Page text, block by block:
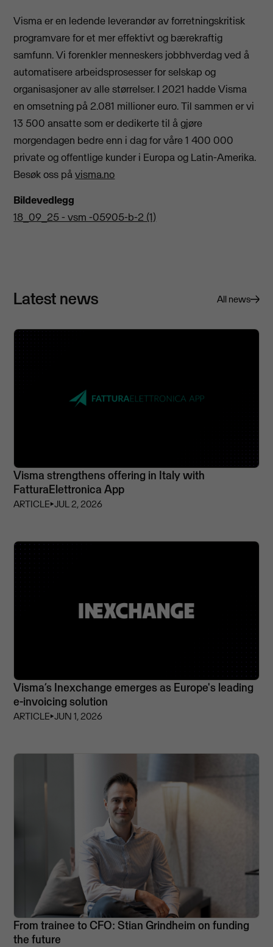
Visma er en ledende leverandør av forretningskritisk
programvare for et mer effektivt og bærekraftig
samfunn. Vi forenkler menneskers jobbhverdag ved å
automatisere arbeidsprosesser for selskap og
organisasjoner av alle størrelser. I 2021 hadde Visma
en omsetning på 2.081 millioner euro. Til sammen er vi
13 500 ansatte som er dedikerte til å gjøre
morgendagen bedre enn i dag for våre 1 400 000
private og offentlige kunder i Europa og Latin-Amerika.
Besøk oss påvisma.no
Bildevedlegg
18_09_25 - vsm -05905-b-2 (1)
Latest news All news
Visma strengthens offering in Italy with
FatturaElettronica App
ARTICLE⏵JUL 2, 2026
Visma’s Inexchange emerges as Europe's leading
e-invoicing solution
ARTICLE⏵JUN 1, 2026
From trainee to CFO: Stian Grindheim on funding
the future